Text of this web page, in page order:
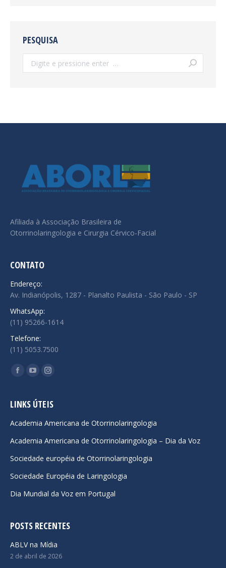
PESQUISA
Search:
Afiliada à Associação Brasileira de
Otorrinolaringologia e Cirurgia Cérvico-Facial
CONTATO
Endereço:
Av. Indianópolis, 1287 - Planalto Paulista - São Paulo - SP
WhatsApp:
(11) 95266-1614
Telefone:
(11) 5053.7500
Encontre-nos em:
Facebook
opens
new
window
YouTube
opens
new
window
Instagram
opens
new
window
LINKS ÚTEIS
Academia Americana de Otorrinolaringologia
Academia Americana de Otorrinolaringologia – Dia da Voz
Sociedade européia de Otorrinolaringologia
Sociedade Européia de Laringologia
Dia Mundial da Voz em Portugal
POSTS RECENTES
ABLV na Mídia
2 de abril de 2026